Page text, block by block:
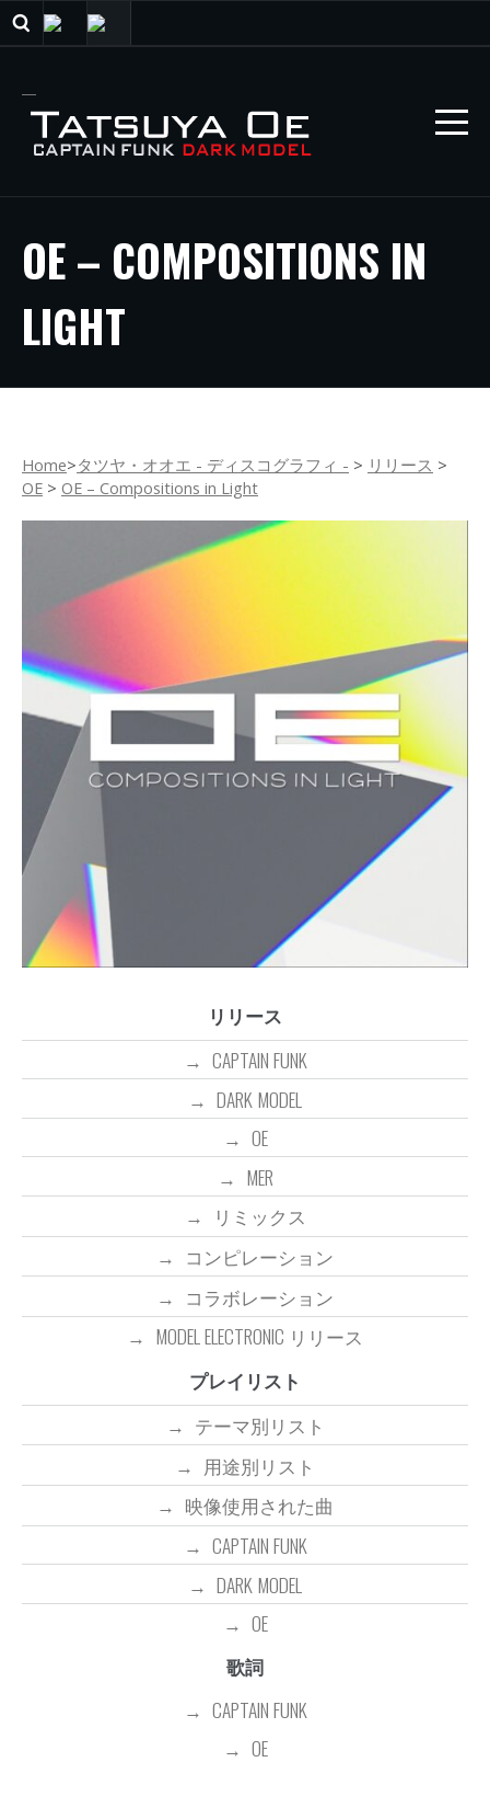
OE – COMPOSITIONS IN
LIGHT
Home>タツヤ・オオエ - ディスコグラフィ - > リリース >
OE > OE – Compositions in Light
リリース
CAPTAIN FUNK
DARK MODEL
OE
MER
リミックス
コンピレーション
コラボレーション
MODEL ELECTRONIC リリース
プレイリスト
テーマ別リスト
用途別リスト
映像使用された曲
CAPTAIN FUNK
DARK MODEL
OE
歌詞
CAPTAIN FUNK
OE